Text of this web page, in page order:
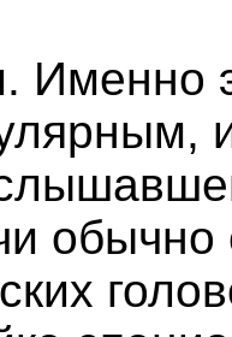
Именно